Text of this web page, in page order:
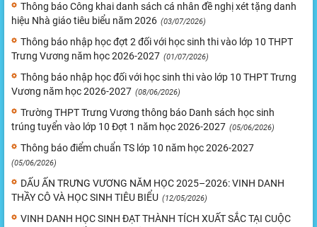
Thông báo Công khai danh sách cá nhân đề nghị xét tặng danh
hiệu Nhà giáo tiêu biểu năm 2026 (03/07/2026)
Thông báo nhập học đợt 2 đối với học sinh thi vào lớp 10 THPT
Trưng Vương năm học 2026-2027 (01/07/2026)
Thông báo nhập học đối với học sinh thi vào lớp 10 THPT Trưng
Vương năm học 2026-2027 (08/06/2026)
Trường THPT Trưng Vương thông báo Danh sách học sinh
trúng tuyển vào lớp 10 Đợt 1 năm học 2026-2027 (05/06/2026)
Thông báo điểm chuẩn TS lớp 10 năm học 2026-2027
(05/06/2026)
DẤU ẤN TRƯNG VƯƠNG NĂM HỌC 2025–2026: VINH DANH
THẦY CÔ VÀ HỌC SINH TIÊU BIỂU (12/05/2026)
VINH DANH HỌC SINH ĐẠT THÀNH TÍCH XUẤT SẮC TẠI CUỘC